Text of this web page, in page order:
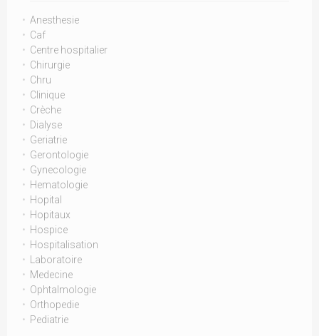
Anesthesie
Caf
Centre hospitalier
Chirurgie
Chru
Clinique
Crèche
Dialyse
Geriatrie
Gerontologie
Gynecologie
Hematologie
Hopital
Hopitaux
Hospice
Hospitalisation
Laboratoire
Medecine
Ophtalmologie
Orthopedie
Pediatrie